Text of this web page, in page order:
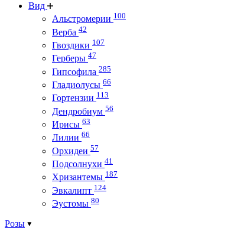
Вид
Альстромерии 100
Верба 42
Гвоздики 107
Герберы 47
Гипсофила 285
Гладиолусы 66
Гортензии 113
Дендробиум 56
Ирисы 63
Лилии 66
Орхидеи 57
Подсолнухи 41
Хризантемы 187
Эвкалипт 124
Эустомы 80
Розы